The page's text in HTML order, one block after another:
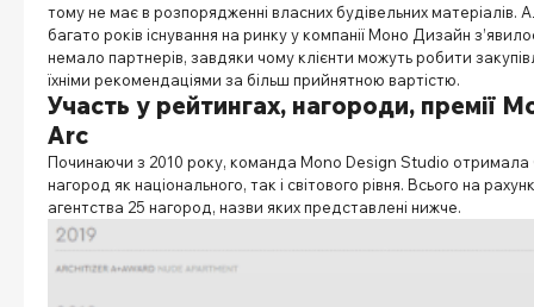
тому не має в розпорядженні власних будівельних матеріалів.
багато років існування на ринку у компанії Моно Дизайн
немало партнерів, завдяки чому клієнти можуть робити
їхніми рекомендаціями за більш прийнятною вартістю.
Участь у рейтингах, нагороди, премії
Arc
Починаючи з 2010 року, команда Mono Design Studio отримала
нагород як національного, так і світового рівня. Всього на
агентства 25 нагород, назви яких представлені нижче.